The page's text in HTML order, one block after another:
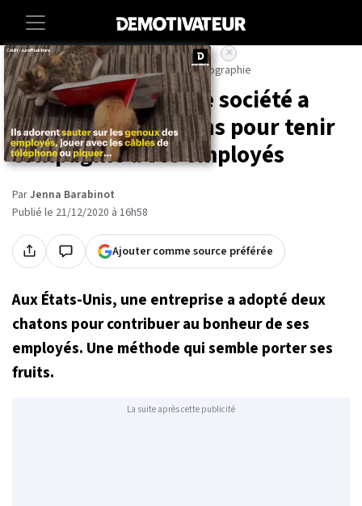
Accueil Societe Animaux Art-photographie
Aux États-Unis, une société a
adopté deux chatons pour tenir
compagnie à ses employés
ParJenna Barabinot
Publié le 21/12/2020 à 16h58
Ajouter comme source préférée
×
Aux États-Unis, une entreprise a adopté deux
chatons pour contribuer au bonheur de ses
employés. Une méthode qui semble porter ses
fruits.
La suite après cette publicité